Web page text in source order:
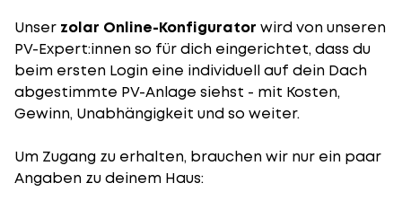
Unser zolar Online-Konfigurator wird von unseren
PV-Expert:innen so für dich eingerichtet, dass du
beim ersten Login eine individuell auf dein Dach
abgestimmte PV-Anlage siehst - mit Kosten,
Gewinn, Unabhängigkeit und so weiter.
Um Zugang zu erhalten, brauchen wir nur ein paar
Angaben zu deinem Haus: